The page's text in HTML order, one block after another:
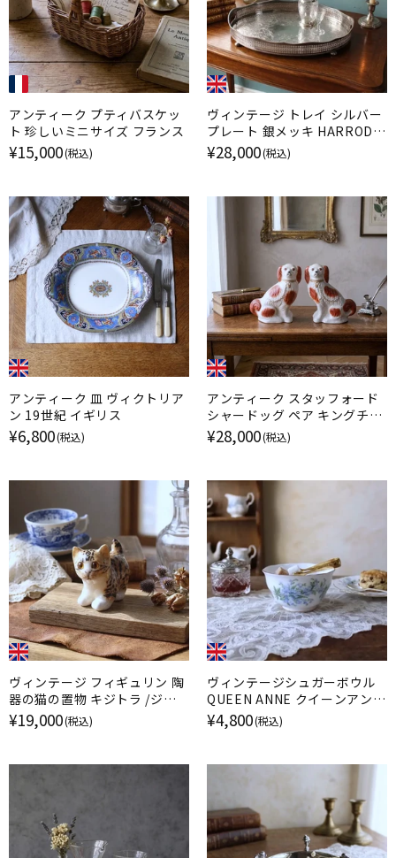
アンティーク プティバスケッ
ト 珍しいミニサイズ フランス
¥15,000(税込)
ヴィンテージ トレイ シルバー
プレート 銀メッキ HARRODS
ハロッズ イギリス
¥28,000(税込)
アンティーク 皿 ヴィクトリア
ン 19世紀 イギリス
¥6,800(税込)
アンティーク スタッフォード
シャードッグ ペア キングチャ
ールズスパニエル イギリス
¥28,000(税込)
ヴィンテージ フィギュリン 陶
器の猫の置物 キジトラ /ジェ
ニー・ウィンスタンレイ イギリ
¥19,000(税込)
ヴィンテージシュガーボウル
QUEEN ANNE クイーンアン
勿忘草 イギリス
¥4,800(税込)